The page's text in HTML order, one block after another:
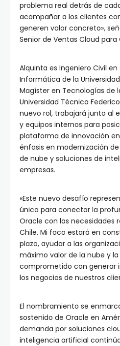
problema real detrás de
acompañar a los clientes
generen valor concreto»,
Senior de Ventas Cloud para
Alquinta es Ingeniero Civil
Informática de la
Magíster en Tecnologías de
Universidad Técnica
nuevo rol, trabajará junto al
y equipos internos para
plataforma de innovación
énfasis en modernización
de nube y soluciones de
empresas.
«Este nuevo desafío
única para conectar la
Oracle con las necesidades
Chile. Mi foco estará en
plazo, ayudar a las
máximo valor de la nube y la
comprometido con generar
los negocios de nuestros
El nombramiento se
sostenido de Oracle en
demanda por soluciones
inteligencia artificial